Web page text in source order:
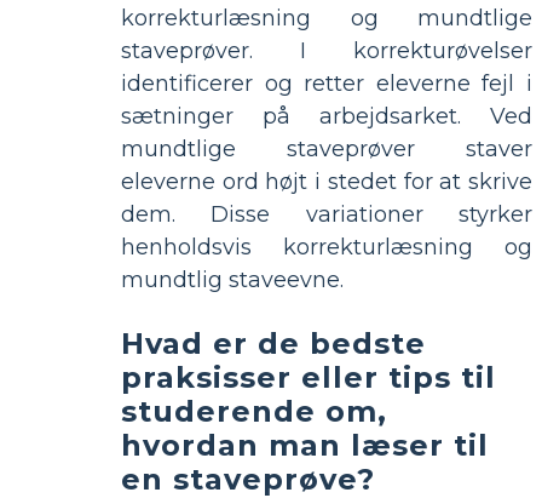
korrekturlæsning og mundtlige
staveprøver. I korrekturøvelser
identificerer og retter eleverne fejl i
sætninger på arbejdsarket. Ved
mundtlige staveprøver staver
eleverne ord højt i stedet for at skrive
dem. Disse variationer styrker
henholdsvis korrekturlæsning og
mundtlig staveevne.
Hvad er de bedste
praksisser eller tips til
studerende om,
hvordan man læser til
en staveprøve?